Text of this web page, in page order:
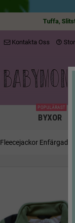
Tuffa,
Kontakta Oss help_outline
BYXOR
POPULÄRAST
Fleecejackor Enfärgade